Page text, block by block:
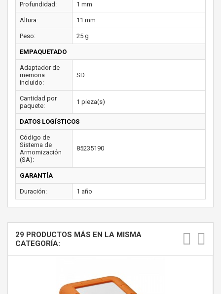
Profundidad: 1 mm
Altura: 11 mm
Peso: 25 g
EMPAQUETADO
Adaptador de
memoria
incluido:
SD
Cantidad por
paquete:
1 pieza(s)
DATOS LOGÍSTICOS
Código de
Sistema de
Armomización
(SA):
85235190
GARANTÍA
Duración: 1 año
29 PRODUCTOS MÁS EN LA MISMA
CATEGORÍA: